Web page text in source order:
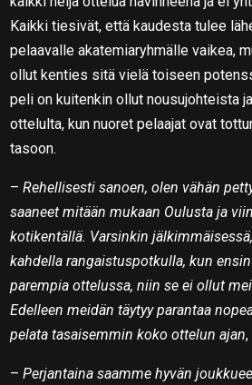
Kaikki tiesivät, että kaudesta tulee
pelaavalle akatemiaryhmälle vaikea,
ollut kenties sitä vielä toiseen
peli on kuitenkin ollut nousujohteista
ottelulta, kun nuoret pelaajat ovat
tasoon.
–Rehellisesti sanoen, olen vähän
saaneet mitään mukaan Oulusta ja
kotikentällä. Varsinkin
kahdella rangaistuspotkulla, kun
parempia ottelussa, niin se ei ollut
Edelleen meidän täytyy parantaa
pelata tasaisemmin koko ottelun ajan
–Perjantaina saamme hyvän